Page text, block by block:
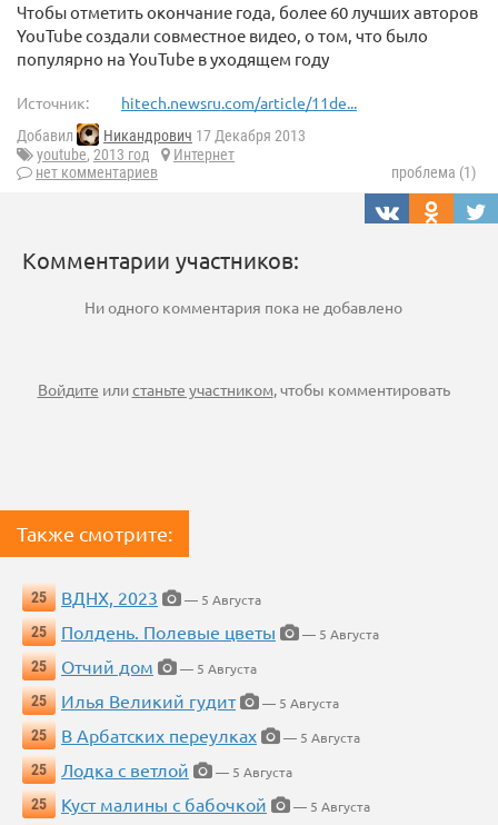
Чтобы отметить окончание года, более 60 лучших авторов
YouTube создали совместное видео, о том, что было
популярно на YouTube в уходящем году
Источник: hitech.newsru.com/article/11de...
Добавил Никандрович 17 Декабря 2013
youtube, 2013 год
Интернет
нет комментариев
проблема (1)
Комментарии участников:
Ни одного комментария пока не добавлено
Войдите илистаньте участником, чтобы комментировать
Также смотрите:
25 ВДНХ, 2023
— 5 Августа
25
Полдень. Полевые цветы
— 5 Августа
25
Отчий дом
— 5 Августа
25
Илья Великий гудит
— 5 Августа
25
В Арбатских переулках
— 5 Августа
25
Лодка с ветлой
— 5 Августа
25
Куст малины с бабочкой
— 5 Августа